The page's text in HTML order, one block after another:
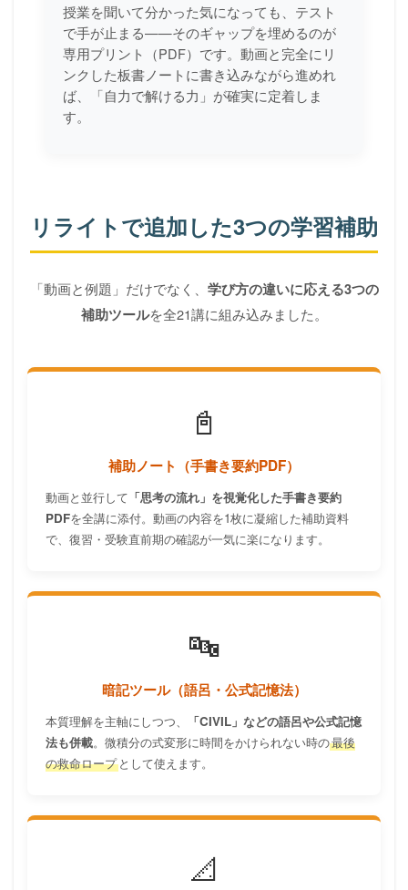
授業を聞いて分かった気になっても、テスト
で手が止まる——そのギャップを埋めるのが
専用プリント（PDF）です。動画と完全にリ
ンクした板書ノートに書き込みながら進めれ
ば、「自力で解ける力」が確実に定着しま
す。
リライトで追加した3つの学習補助
「動画と例題」だけでなく、 学び方の違いに応える3つの
補助ツールを全21講に組み込みました。
📓
補助ノート（手書き要約PDF）
動画と並行して 「思考の流れ」を視覚化した手書き要約
PDFを全講に添付。動画の内容を1枚に凝縮した補助資料
で、復習・受験直前期の確認が一気に楽になります。
🔤
暗記ツール（語呂・公式記憶法）
本質理解を主軸にしつつ、
「CIVIL」などの語呂や公式記憶
法も併載。微積分の式変形に時間をかけられない時の最後
の救命ロープ として使えます。
📐